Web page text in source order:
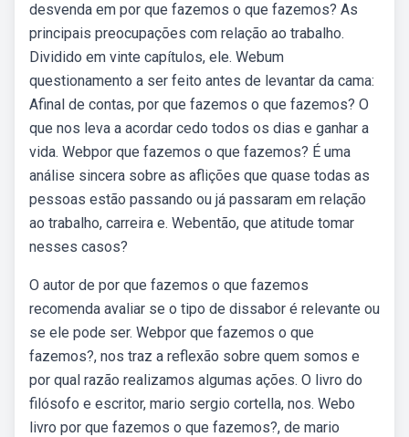
desvenda em por que fazemos o que fazemos? As
principais preocupações com relação ao trabalho.
Dividido em vinte capítulos, ele. Webum
questionamento a ser feito antes de levantar da cama:
Afinal de contas, por que fazemos o que fazemos? O
que nos leva a acordar cedo todos os dias e ganhar a
vida. Webpor que fazemos o que fazemos? É uma
análise sincera sobre as aflições que quase todas as
pessoas estão passando ou já passaram em relação
ao trabalho, carreira e. Webentão, que atitude tomar
nesses casos?
O autor de por que fazemos o que fazemos
recomenda avaliar se o tipo de dissabor é relevante ou
se ele pode ser. Webpor que fazemos o que
fazemos?, nos traz a reflexão sobre quem somos e
por qual razão realizamos algumas ações. O livro do
filósofo e escritor, mario sergio cortella, nos. Webo
livro por que fazemos o que fazemos?, de mario